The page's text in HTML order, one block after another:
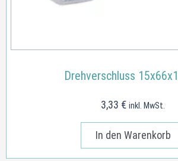
Drehverschluss
3,33 € inkl. MwSt.
In den Warenkorb